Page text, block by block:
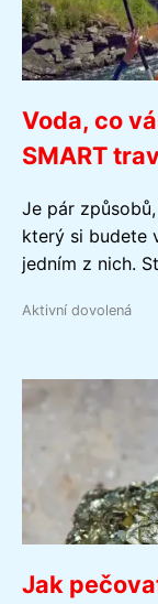
Voda, co
SMART
Je pár
který si budete
jedním z nich.
Aktivní dovolená
Jak